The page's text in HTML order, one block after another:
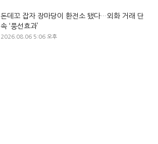
돈데꼬 잡자 장마당이 환전소 됐다…외화 거래 단
속 ‘풍선효과’
2026.08.06 5:06 오후